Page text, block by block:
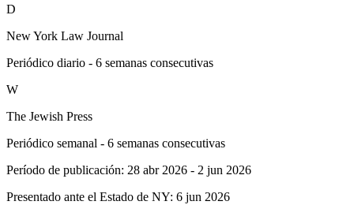
D
New York Law Journal
Periódico diario - 6 semanas consecutivas
W
The Jewish Press
Periódico semanal - 6 semanas consecutivas
Período de publicación: 28 abr 2026 - 2 jun 2026
Presentado ante el Estado de NY: 6 jun 2026